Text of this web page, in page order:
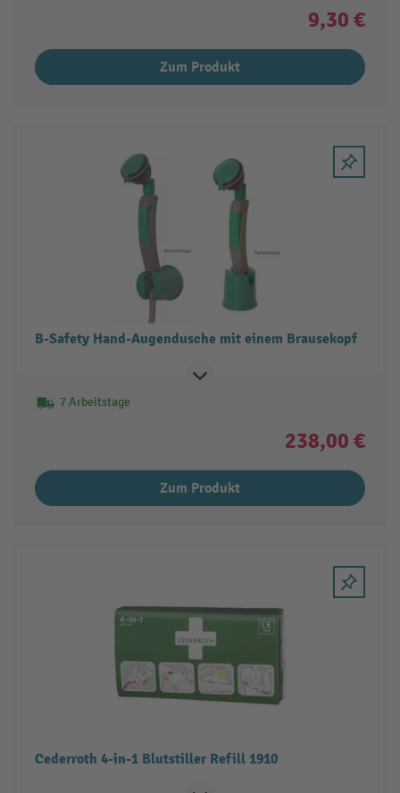
9,30 €
Zum Produkt
B-Safety Hand-Augendusche mit einem Brausekopf
7 Arbeitstage
238,00 €
Zum Produkt
Cederroth 4-in-1 Blutstiller Refill 1910